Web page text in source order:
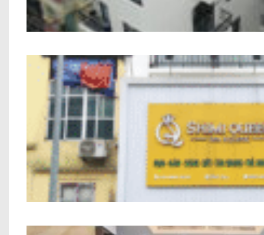
Công trình Chung Cư Mini Anh
Nhà Phố Kết Hợp Kinh Doanh Chị